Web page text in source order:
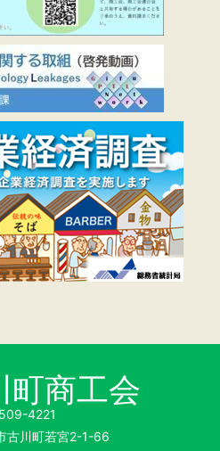
町商工会
4221
古川町若宮2-1-66